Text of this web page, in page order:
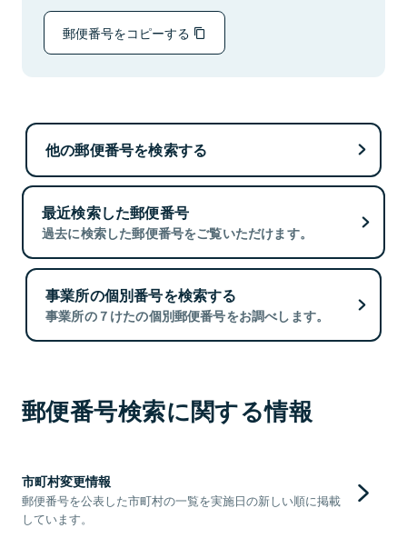
郵便番号をコピーする
他の郵便番号を検索する
最近検索した郵便番号
過去に検索した郵便番号をご覧いただけます。
事業所の個別番号を検索する
事業所の７けたの個別郵便番号をお調べします。
郵便番号検索に関する情報
市町村変更情報
郵便番号を公表した市町村の一覧を実施日の新しい順に掲載
しています。